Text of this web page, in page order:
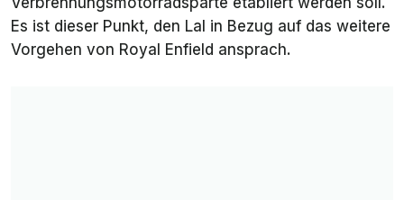
Es ist dieser Punkt, den Lal in Bezug auf das weitere
Vorgehen von Royal Enfield ansprach.